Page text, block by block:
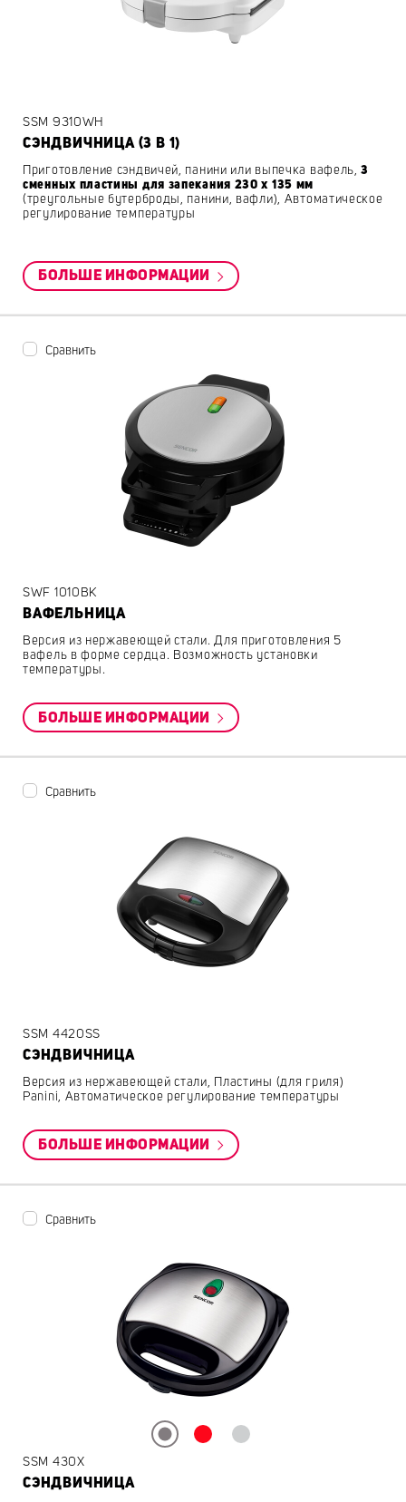
SSM 9310WH
СЭНДВИЧНИЦА (3 В 1)
Приготовление сэндвичей, панини или выпечка вафель,3
сменных пластины для запекания 230 x 135 мм
(треугольные бутерброды, панини, вафли), Автоматическое
регулирование температуры
БОЛЬШЕ ИНФОРМАЦИИ
Сравнить
SWF 1010BK
ВАФЕЛЬНИЦА
Версия из нержавеющей стали. Для приготовления 5
вафель в форме сердца. Возможность установки
температуры.
БОЛЬШЕ ИНФОРМАЦИИ
Сравнить
SSM 4420SS
СЭНДВИЧНИЦА
Версия из нержавеющей стали, Пластины (для гриля)
Panini, Автоматическое регулирование температуры
БОЛЬШЕ ИНФОРМАЦИИ
Сравнить
SSM 430X
СЭНДВИЧНИЦА